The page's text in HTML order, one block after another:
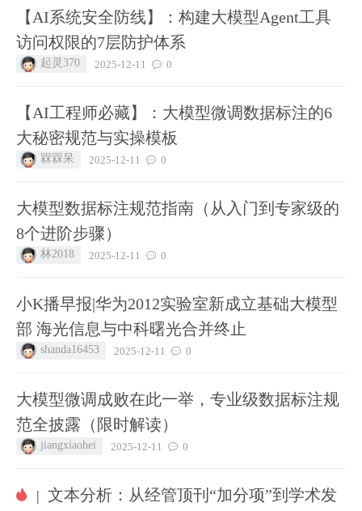
【AI系统安全防线】：构建大模型Agent工具
访问权限的7层防护体系
起灵370 2025-12-11 0
【AI工程师必藏】：大模型微调数据标注的6
大秘密规范与实操模板
槑槑呆 2025-12-11 0
大模型数据标注规范指南（从入门到专家级的
8个进阶步骤）
林2018 2025-12-11 0
小K播早报|华为2012实验室新成立基础大模型
部 海光信息与中科曙光合并终止
shanda16453 2025-12-11 0
大模型微调成败在此一举，专业级数据标注规
范全披露（限时解读）
jiangxiaohei 2025-12-11 0
| 文本分析：从经管顶刊“加分项”到学术发